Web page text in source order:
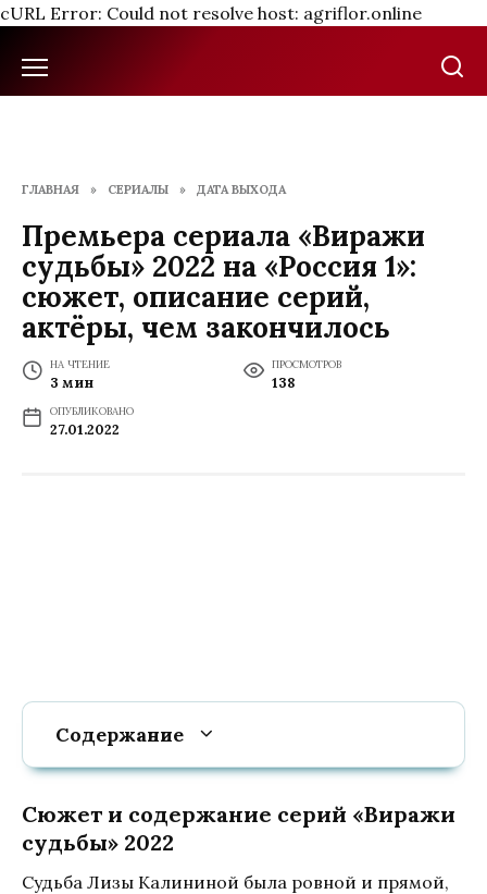
cURL Error: Could not resolve host: agriflor.online
содержанию
ГЛАВНАЯ » СЕРИАЛЫ » ДАТА ВЫХОДА
Премьера сериала «Виражи
судьбы» 2022 на «Россия 1»:
сюжет, описание серий,
актёры, чем закончилось
НА ЧТЕНИЕ
3 мин
ПРОСМОТРОВ
138
ОПУБЛИКОВАНО
27.01.2022
Содержание
Сюжет и содержание серий «Виражи
судьбы» 2022
Судьба Лизы Калининой была ровной и прямой,